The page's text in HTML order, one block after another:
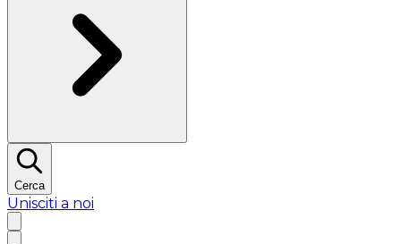
Cerca
Unisciti a noi